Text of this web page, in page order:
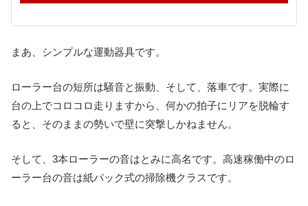
まあ、シンプルな運動器具です。
ローラー台の短所は騒音と振動、そして、落車です。実際に
台の上でコロコロ走りますから、何かの拍子にリアを脱輪す
ると、そのままの勢いで壁に突撃しかねません。
そして、3本ローラーの音はとみに高名です。高速稼働中のロ
ーラー台の音は紙パック式の掃除機クラスです。